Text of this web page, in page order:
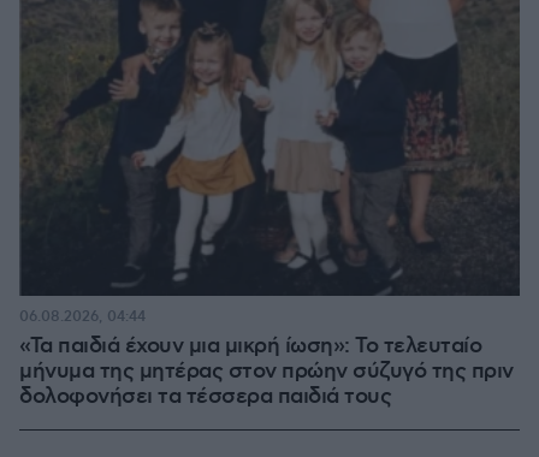
«Τα παιδιά έχουν μια μικρή ίωση»: Το τελευταίο
μήνυμα της μητέρας στον πρώην σύζυγό της πριν
δολοφονήσει τα τέσσερα παιδιά τους
06.08.2026, 04:44